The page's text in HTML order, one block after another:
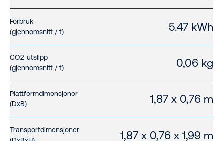
Forbruk
(gjennomsnitt / t)
5.47 kWh
CO2-utslipp
(gjennomsnitt / t)
0,06 kg
Plattformdimensjoner
(DxB)
1,87 x 0,76 m
Transportdimensjoner
1,87 x 0,76 x 1,99 m